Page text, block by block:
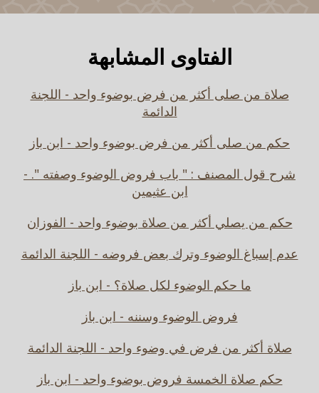
الفتاوى المشابهة
صلاة من صلى أكثر من فرض بوضوء واحد - اللجنة
الدائمة
حكم من صلى أكثر من فرض بوضوء واحد - ابن باز
شرح قول المصنف : " باب فروض الوضوء وصفته ". -
ابن عثيمين
حكم من يصلي أكثر من صلاة بوضوء واحد - الفوزان
عدم إسباغ الوضوء وترك بعض فروضه - اللجنة الدائمة
ما حكم الوضوء لكل صلاة؟ - ابن باز
فروض الوضوء وسننه - ابن باز
صلاة أكثر من فرض في وضوء واحد - اللجنة الدائمة
حكم صلاة الخمسة فروض بوضوء واحد - ابن باز